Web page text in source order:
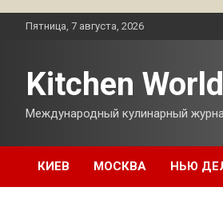
ПерейтиПятница, 7 августа, 2026
Kitchen
Международный кулинарный
КИЕВ МОСКВА НЬЮ